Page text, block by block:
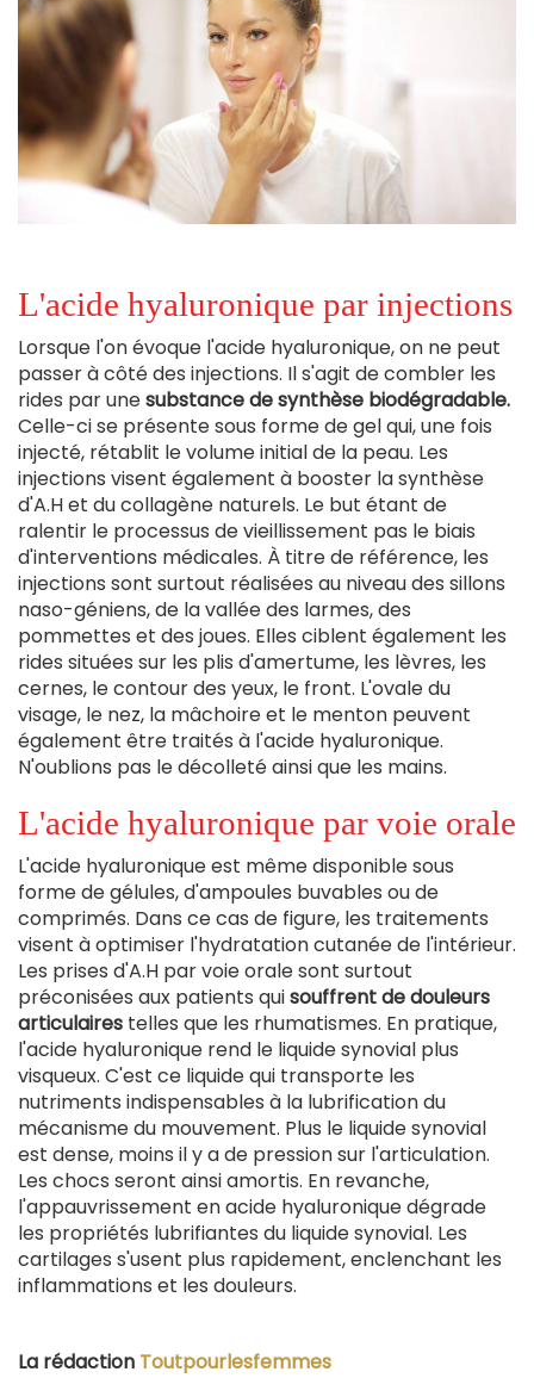
L'acide hyaluronique par injections
Lorsque l'on évoque l'acide hyaluronique, on ne peut
passer à côté des injections. Il s'agit de combler les
rides par unesubstance de synthèse biodégradable.
Celle-ci se présente sous forme de gel qui, une fois
injecté, rétablit le volume initial de la peau. Les
injections visent également à booster la synthèse
d'A.H et du collagène naturels. Le but étant de
ralentir le processus de vieillissement pas le biais
d'interventions médicales. À titre de référence, les
injections sont surtout réalisées au niveau des sillons
naso-géniens, de la vallée des larmes, des
pommettes et des joues. Elles ciblent également les
rides situées sur les plis d'amertume, les lèvres, les
cernes, le contour des yeux, le front. L'ovale du
visage, le nez, la mâchoire et le menton peuvent
également être traités à l'acide hyaluronique.
N'oublions pas le décolleté ainsi que les mains.
L'acide hyaluronique par voie orale
L'acide hyaluronique est même disponible sous
forme de gélules, d'ampoules buvables ou de
comprimés. Dans ce cas de figure, les traitements
visent à optimiser l'hydratation cutanée de l'intérieur.
Les prises d'A.H par voie orale sont surtout
préconisées aux patients quisouffrent de douleurs
articulaires telles que les rhumatismes. En pratique,
l'acide hyaluronique rend le liquide synovial plus
visqueux. C'est ce liquide qui transporte les
nutriments indispensables à la lubrification du
mécanisme du mouvement. Plus le liquide synovial
est dense, moins il y a de pression sur l'articulation.
Les chocs seront ainsi amortis. En revanche,
l'appauvrissement en acide hyaluronique dégrade
les propriétés lubrifiantes du liquide synovial. Les
cartilages s'usent plus rapidement, enclenchant les
inflammations et les douleurs.
La rédaction Toutpourlesfemmes